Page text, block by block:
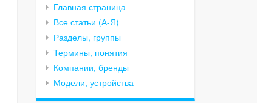
Главная страница
Все статьи (А-Я)
Разделы, группы
Термины, понятия
Компании, бренды
Модели, устройства